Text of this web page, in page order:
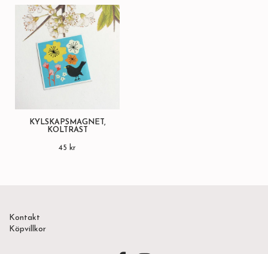
KYLSKÅPSMAGNET,
KOLTRAST
45 kr
Kontakt
Köpvillkor